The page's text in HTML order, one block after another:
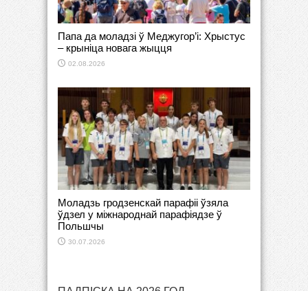
Папа да моладзі ў Меджугор’і: Хрыстус
– крыніца новага жыцця
02.08.2026
Моладзь гродзенскай парафіі ўзяла
ўдзел у міжнароднай парафіядзе ў
Польшчы
30.07.2026